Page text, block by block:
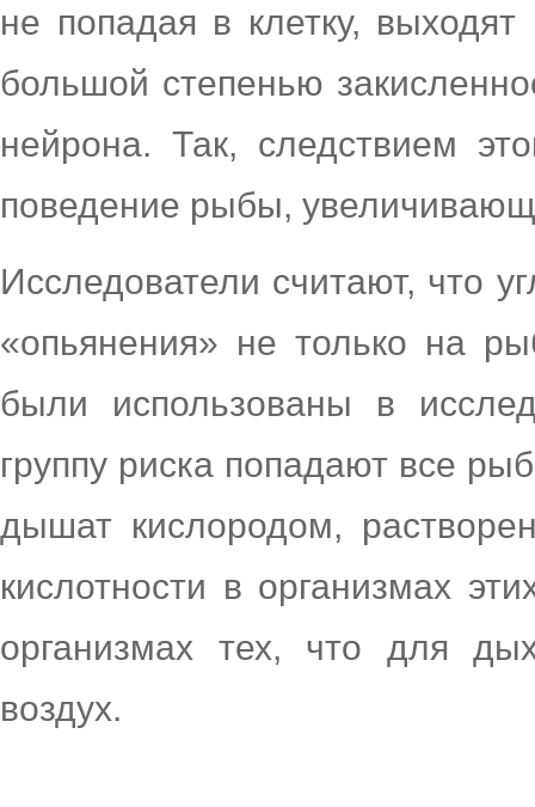
не попадая в клетку, выходят
большой степенью
нейрона. Так, следствием
поведение рыбы,
Исследователи считают, что
«опьянения» не только на
были использованы в
группу риска попадают все
дышат кислородом,
кислотности в организмах
организмах тех, что для
воздух.